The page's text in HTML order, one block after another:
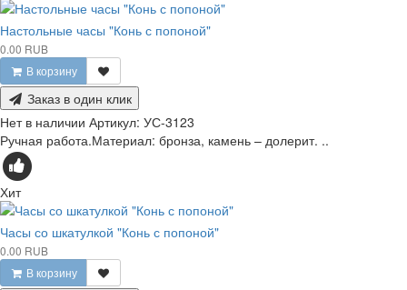
Настольные часы "Конь с попоной"
0.00 RUB
В корзину
Заказ в один клик
Нет в наличии Артикул: УС-3123
Ручная работа.Материал: бронза, камень – долерит. ..
Хит
Часы со шкатулкой "Конь с попоной"
0.00 RUB
В корзину